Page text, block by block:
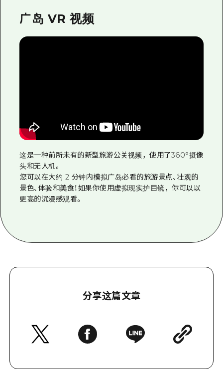
广岛 VR 视频
这是一种前所未有的新型旅游公关视频，使用了360°摄像
头和无人机。
您可以在大约 2 分钟内模拟广岛必看的旅游景点、壮观的
景色、体验和美食！如果你使用虚拟现实护目镜，你可以以
更高的沉浸感观看。
分享这篇文章